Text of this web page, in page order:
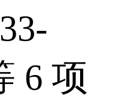
6 项